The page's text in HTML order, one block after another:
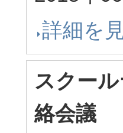
詳細を
スクー
絡会議